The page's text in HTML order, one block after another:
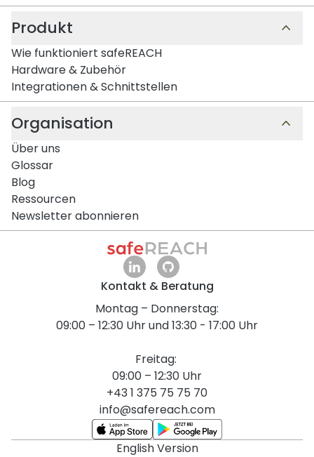
Produkt
Wie funktioniert safeREACH
Hardware & Zubehör
Integrationen & Schnittstellen
Organisation
Über uns
Glossar
Blog
Ressourcen
Newsletter abonnieren
Kontakt & Beratung
Montag – Donnerstag:
09:00 – 12:30 Uhr und 13:30 - 17:00 Uhr
Freitag:
09:00 – 12:30 Uhr
+43 1 375 75 75 70
info@safereach.com
English Version